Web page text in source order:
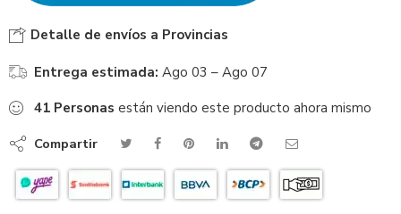
Detalle de envíos a Provincias
Entrega estimada: Ago 03 – Ago 07
41 Personas están viendo este producto ahora mismo
Compartir